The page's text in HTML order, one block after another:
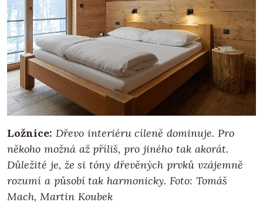
Ložnice: Dřevo interiéru cíleně dominuje. Pro
někoho možná až příliš, pro jiného tak akorát.
Důležité je, že si tóny dřevěných prvků vzájemně
rozumí a působí tak harmonicky. Foto: Tomáš
Mach, Martin Koubek